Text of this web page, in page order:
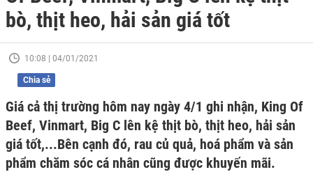
bò, thịt heo, hải sản giá tốt
10:08 | 04/01/2021
Chia sẻ
Giá cả thị trường hôm nay ngày 4/1 ghi nhận, King Of
Beef, Vinmart, Big C lên kệ thịt bò, thịt heo, hải sản
giá tốt,...Bên cạnh đó, rau củ quả, hoá phẩm và sản
phẩm chăm sóc cá nhân cũng được khuyến mãi.